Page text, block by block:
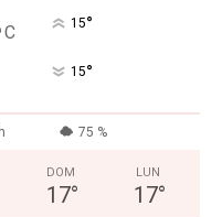
C 15°
15°
75 %
DOM
17°
LUN
17°